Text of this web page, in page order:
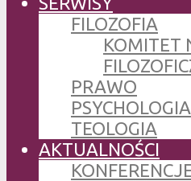
FILOZOFIA
KOMITET
PRAWO
PSYCHOLOGIA
TEOLOGIA
AKTUALNOŚCI